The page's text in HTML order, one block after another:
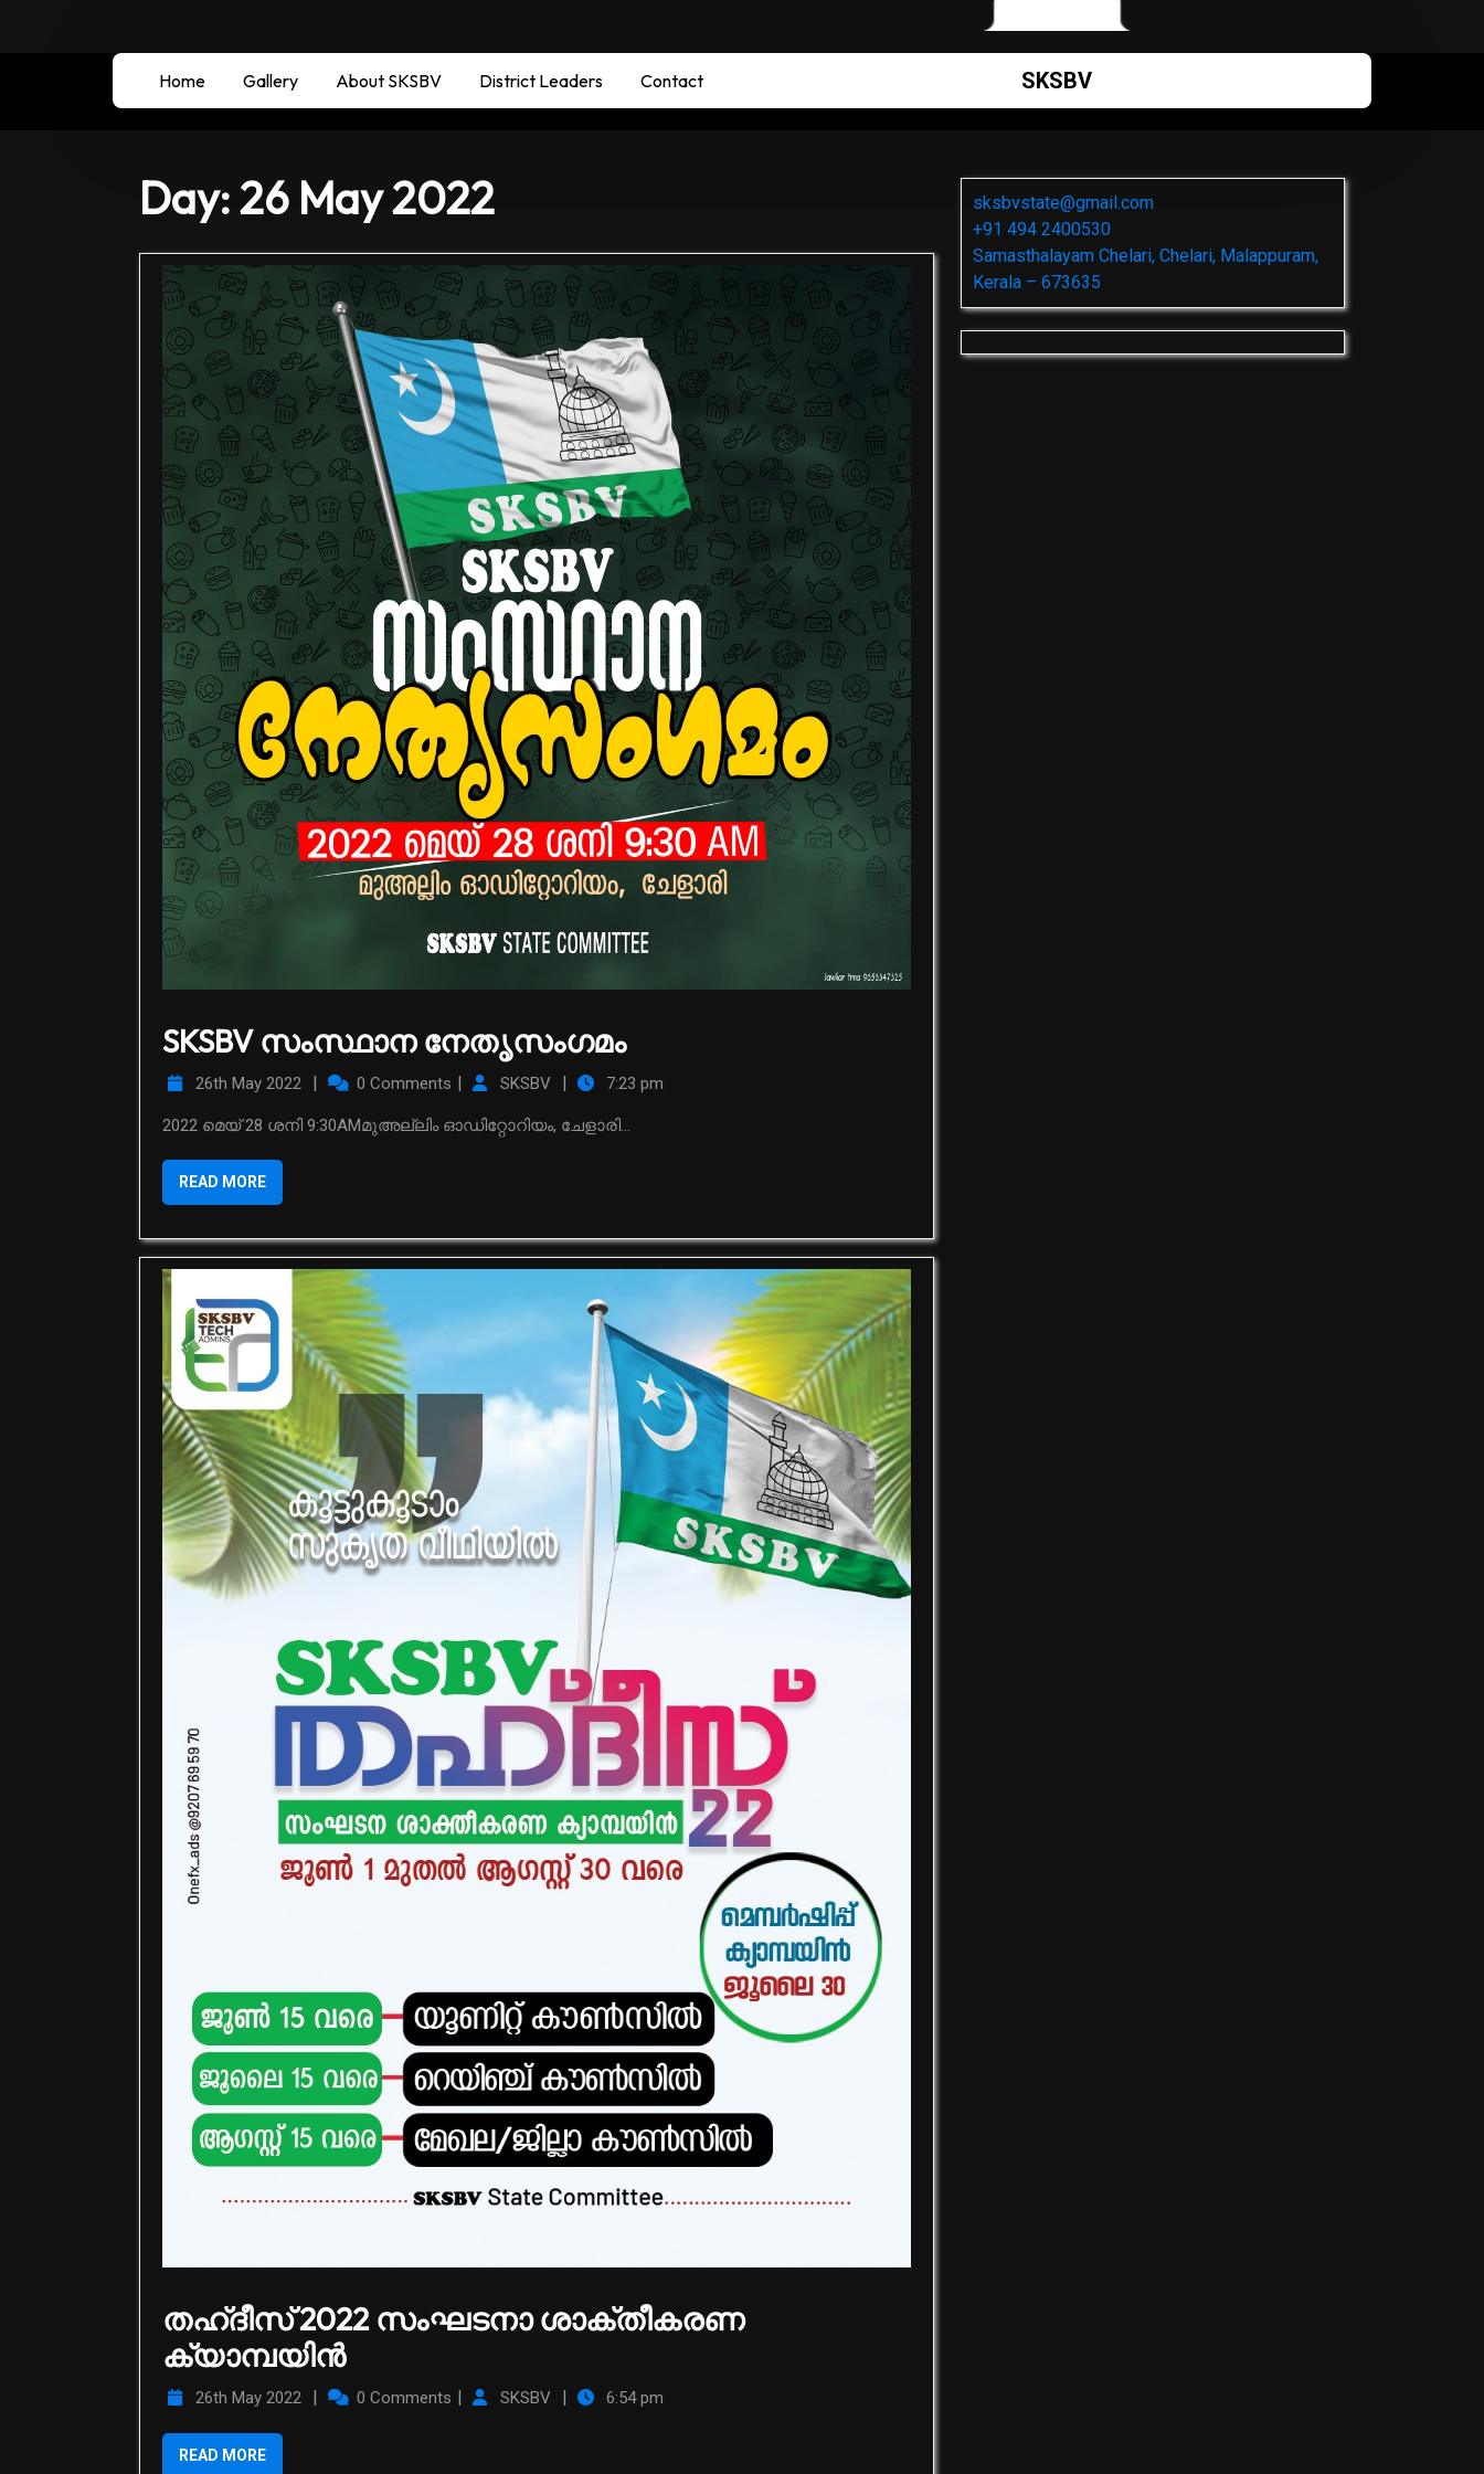
Home Gallery About SKSBV District Leaders Contact SKSBV
Day:26 May 2022
SKSBV സംസ്ഥാന നേതൃസംഗമം
26th May 2022 | 0 Comments | SKSBV | 7:23 pm
2022 മെയ് 28 ശനി 9:30AMമുഅല്ലിം ഓഡിറ്റോറിയം, ചേളാരി...
READ MORE
തഹ്ദീസ് 2022 സംഘടനാ ശാക്തീകരണ
ക്യാമ്പയിൻ
26th May 2022 | 0 Comments | SKSBV | 6:54 pm
READ MORE
sksbvstate@gmail.com
+91 494 2400530
Samasthalayam Chelari, Chelari, Malappuram,
Kerala – 673635